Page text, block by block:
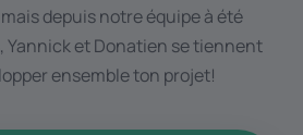
depuis notre équipe à été
Yannick et Donatien se tiennent
ensemble ton projet!